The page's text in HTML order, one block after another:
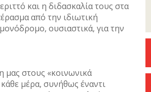
και η διδασκαλία τους στα
από την ιδιωτική
ουσιαστικά, για την
στους «κοινωνικά
μέρα, συνήθως έναντι